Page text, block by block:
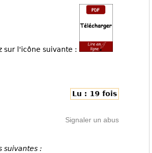
sur l'icône suivante :
Lu : 19 fois
Signaler un abus
suivantes :